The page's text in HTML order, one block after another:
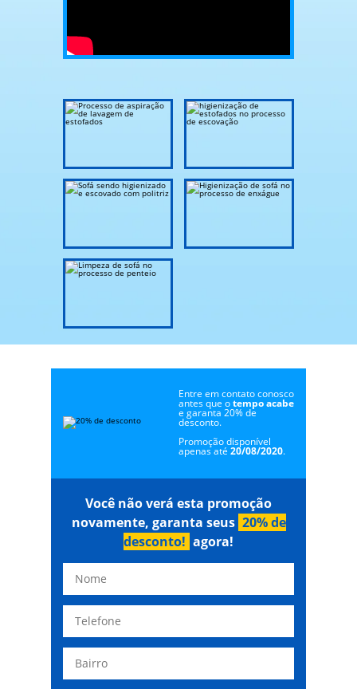
Entre em contato conosco
antes que otempo acabe
e garanta 20% de
desconto.
Promoção disponível
apenas até 20/08/2020.
Você não verá esta promoção
novamente, garanta seus 20% de
desconto! agora!